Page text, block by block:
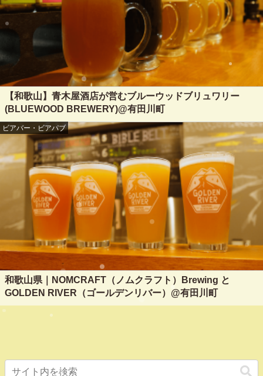
【和歌山】青木屋酒店が営むブルーウッドブリュワリー
(BLUEWOOD BREWERY)@有田川町
ビアバー・ビアパブ
和歌山県｜NOMCRAFT（ノムクラフト）Brewing と
GOLDEN RIVER（ゴールデンリバー）@有田川町